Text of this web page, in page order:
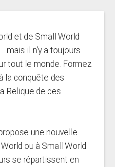
et de Small World
mais il n'y a toujours
tout le monde. Formez
la conquête des
Relique de ces
une nouvelle
ou à Small World
se répartissent en